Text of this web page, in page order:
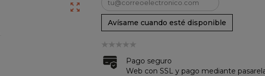

Avísame cuando esté disponible
Pago seguro
Web con SSL y pago mediante